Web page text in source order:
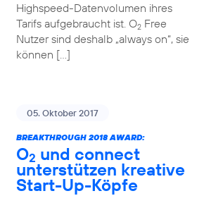
Highspeed-Datenvolumen ihres
Tarifs aufgebraucht ist. O2Free
Nutzer sind deshalb „always on“, sie
können […]
05. Oktober 2017
BREAKTHROUGH 2018 AWARD:
O2 und connect
unterstützen kreative
Start-Up-Köpfe